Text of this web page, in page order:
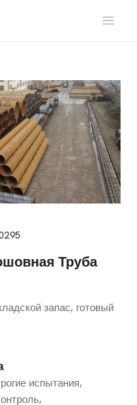
Труба
запас, готовый
испытания,